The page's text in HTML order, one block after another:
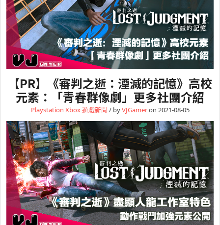
【PR】《審判之逝：湮滅的記憶》高校
元素：「青春群像劇」更多社團介紹
Playstation Xbox遊戲新聞 / byVJGameron 2021-08-05